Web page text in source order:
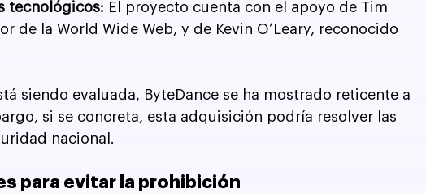
tecnológicos: El proyecto cuenta con el apoyo de Tim
de la World Wide Web, y de Kevin O’Leary, reconocido
siendo evaluada, ByteDance se ha mostrado reticente a
si se concreta, esta adquisición podría resolver las
nacional.
para evitar la prohibición